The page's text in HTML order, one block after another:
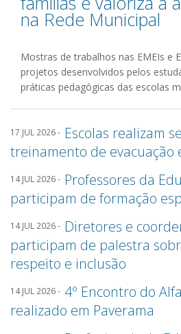
na Rede Municipal
Mostras de trabalhos nas EMEIs e
projetos desenvolvidos pelos
práticas pedagógicas das escolas
17 JUL 2026 - Escolas realizam
treinamento de evacuação
14 JUL 2026 - Professores da
participam de formação
14 JUL 2026 - Diretores e
participam de palestra
respeito e inclusão
14 JUL 2026 - 4º Encontro do
realizado em Paverama